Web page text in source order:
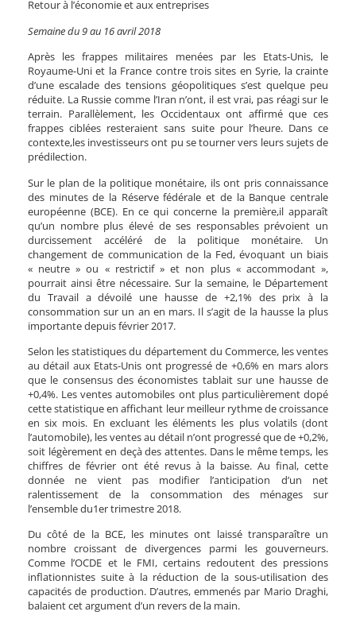
Retour à l’économie et aux entreprises
Semaine du 9 au 16 avril 2018
Après les frappes militaires menées par les Etats-Unis, le
Royaume-Uni et la France contre trois sites en Syrie, la crainte
d’une escalade des tensions géopolitiques s’est quelque peu
réduite. La Russie comme l’Iran n’ont, il est vrai, pas réagi sur le
terrain. Parallèlement, les Occidentaux ont affirmé que ces
frappes ciblées resteraient sans suite pour l’heure. Dans ce
contexte,les investisseurs ont pu se tourner vers leurs sujets de
prédilection.
Sur le plan de la politique monétaire, ils ont pris connaissance
des minutes de la Réserve fédérale et de la Banque centrale
européenne (BCE). En ce qui concerne la première,il apparaît
qu’un nombre plus élevé de ses responsables prévoient un
durcissement accéléré de la politique monétaire. Un
changement de communication de la Fed, évoquant un biais
« neutre » ou « restrictif » et non plus « accommodant »,
pourrait ainsi être nécessaire. Sur la semaine, le Département
du Travail a dévoilé une hausse de +2,1% des prix à la
consommation sur un an en mars. Il s’agit de la hausse la plus
importante depuis février 2017.
Selon les statistiques du département du Commerce, les ventes
au détail aux Etats-Unis ont progressé de +0,6% en mars alors
que le consensus des économistes tablait sur une hausse de
+0,4%. Les ventes automobiles ont plus particulièrement dopé
cette statistique en affichant leur meilleur rythme de croissance
en six mois. En excluant les éléments les plus volatils (dont
l’automobile), les ventes au détail n’ont progressé que de +0,2%,
soit légèrement en deçà des attentes. Dans le même temps, les
chiffres de février ont été revus à la baisse. Au final, cette
donnée ne vient pas modifier l’anticipation d’un net
ralentissement de la consommation des ménages sur
l’ensemble du1er trimestre 2018.
Du côté de la BCE, les minutes ont laissé transparaître un
nombre croissant de divergences parmi les gouverneurs.
Comme l’OCDE et le FMI, certains redoutent des pressions
inflationnistes suite à la réduction de la sous-utilisation des
capacités de production. D’autres, emmenés par Mario Draghi,
balaient cet argument d’un revers de la main.